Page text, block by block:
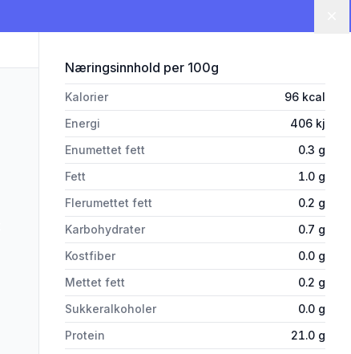
Næringsinnhold for 'Kyllingfilet 2kg First Price'
per 100g
Kalorier 96 kcal
Energi
406 kj
Enumettet fett
0.3 g
Fett
1.0 g
Flerumettet fett
0.2 g
Karbohydrater
0.7 g
Kostfiber
0.0 g
Mettet fett
0.2 g
Sukkeralkoholer
0.0 g
Protein
21.0 g